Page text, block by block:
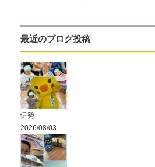
最近のブログ投稿
伊勢
2026/08/03